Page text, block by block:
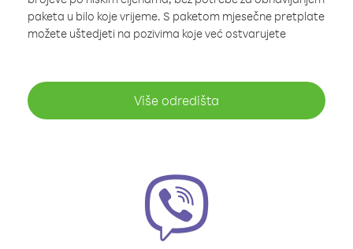
paketa u bilo koje vrijeme. S paketom mjesečne pretplate
možete uštedjeti na pozivima koje već ostvarujete
Više odredišta